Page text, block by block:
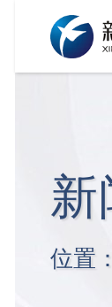
新
位置：